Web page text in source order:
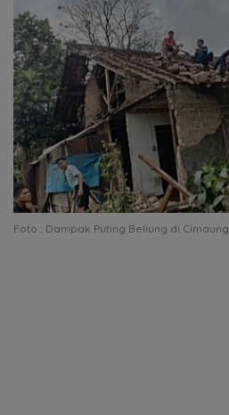
Foto : Dampak Puting Beliung di Cimaung